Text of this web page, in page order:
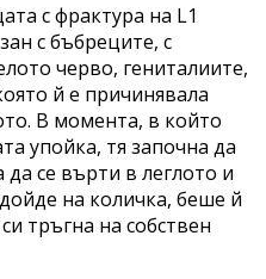
с фрактура на L1
с бъбреците, с
черво, гениталиите,
й е причинявала
В момента, в който
упойка, тя започна да
се върти в леглото и
на количка, беше й
тръгна на собствен